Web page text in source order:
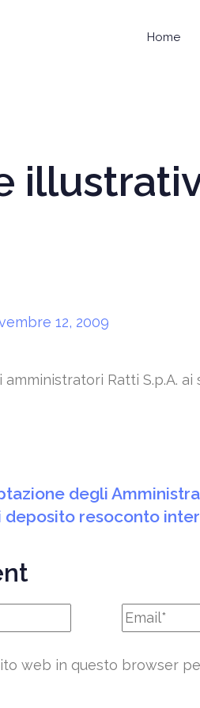
Home
12, 2009
Ratti S.p.A. ai
degli
deposito resoconto
web in questo browser